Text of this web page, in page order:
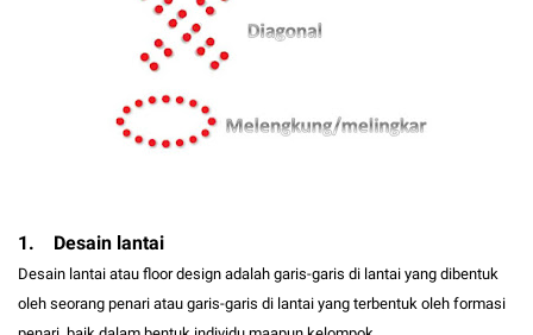
1. Desain lantai
Desain lantai atau floor design adalah garis-garis di lantai yang dibentuk
oleh seorang penari atau garis-garis di lantai yang terbentuk oleh formasi